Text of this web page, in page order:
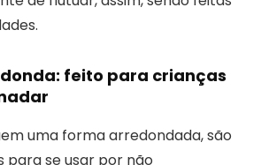
feito para crianças
uma forma arredondada, são
para se usar por não